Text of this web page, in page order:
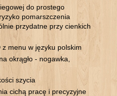
do prostego
pomarszczenia
przydatne przy cienkich
menu w języku polskim
okrągło - nogawka,
szycia
cichą pracę i precyzyjne